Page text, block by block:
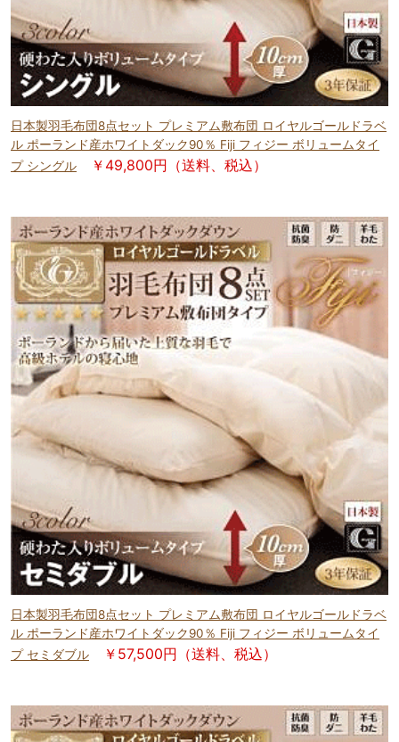
日本製羽毛布団8点セット プレミアム敷布団 ロイヤルゴールドラベ
ル ポーランド産ホワイトダック90％ Fiji フィジー ボリュームタイ
プ シングル
￥49,800円（送料、税込）
日本製羽毛布団8点セット プレミアム敷布団 ロイヤルゴールドラベ
ル ポーランド産ホワイトダック90％ Fiji フィジー ボリュームタイ
プ セミダブル
￥57,500円（送料、税込）